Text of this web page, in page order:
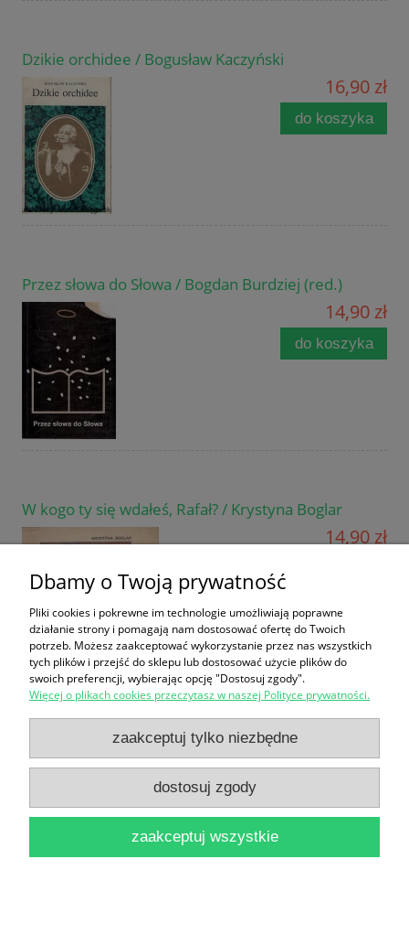
Dzikie orchidee / Bogusław Kaczyński
16,90 zł
do koszyka
Przez słowa do Słowa / Bogdan Burdziej (red.)
14,90 zł
do koszyka
W kogo ty się wdałeś, Rafał? / Krystyna Boglar
14,90 zł
Toruńskie nastroje / Bogdan Dąbrowski
Dbamy o Twoją prywatność
Pliki cookies i pokrewne im technologie umożliwiają poprawne
działanie strony i pomagają nam dostosować ofertę do Twoich
potrzeb. Możesz zaakceptować wykorzystanie przez nas wszystkich
tych plików i przejść do sklepu lub dostosować użycie plików do
swoich preferencji, wybierając opcję "Dostosuj zgody".
Więcej o plikach cookies przeczytasz w naszej Polityce prywatności.
zaakceptuj tylko niezbędne
dostosuj zgody
zaakceptuj wszystkie